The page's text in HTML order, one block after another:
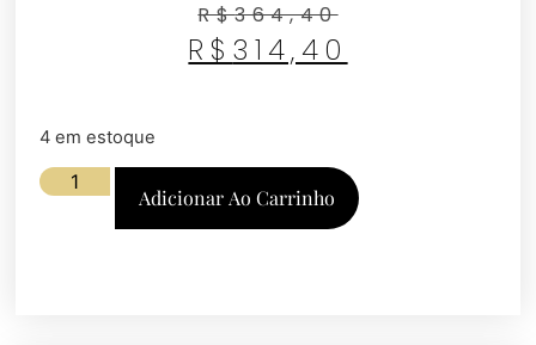
R$364,40
R$ 314,40
4 em estoque
Adicionar Ao Carrinho